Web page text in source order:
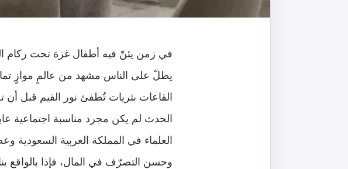
في زمن يئنّ فيه أطفال غزة تحت ركام
يطلّ على الناس مشهد من عالمٍ موازٍ
القاعات بثريات تُطفئ نور القيم قبل
الحدث لم يكن مجرد مناسبة اجتماعية
العلماء في المملكة العربية السعودية
وحسن التصرّف في المال، فإذا بالواقع